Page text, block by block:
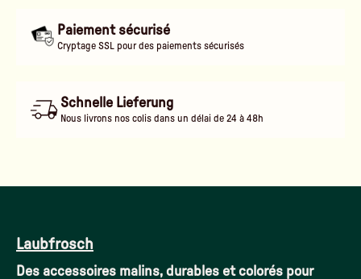
Paiement sécurisé
Cryptage SSL pour des paiements sécurisés
Schnelle Lieferung
Nous livrons nos colis dans un délai de 24 à 48h
Laubfrosch
Des accessoires malins, durables et colorés pour